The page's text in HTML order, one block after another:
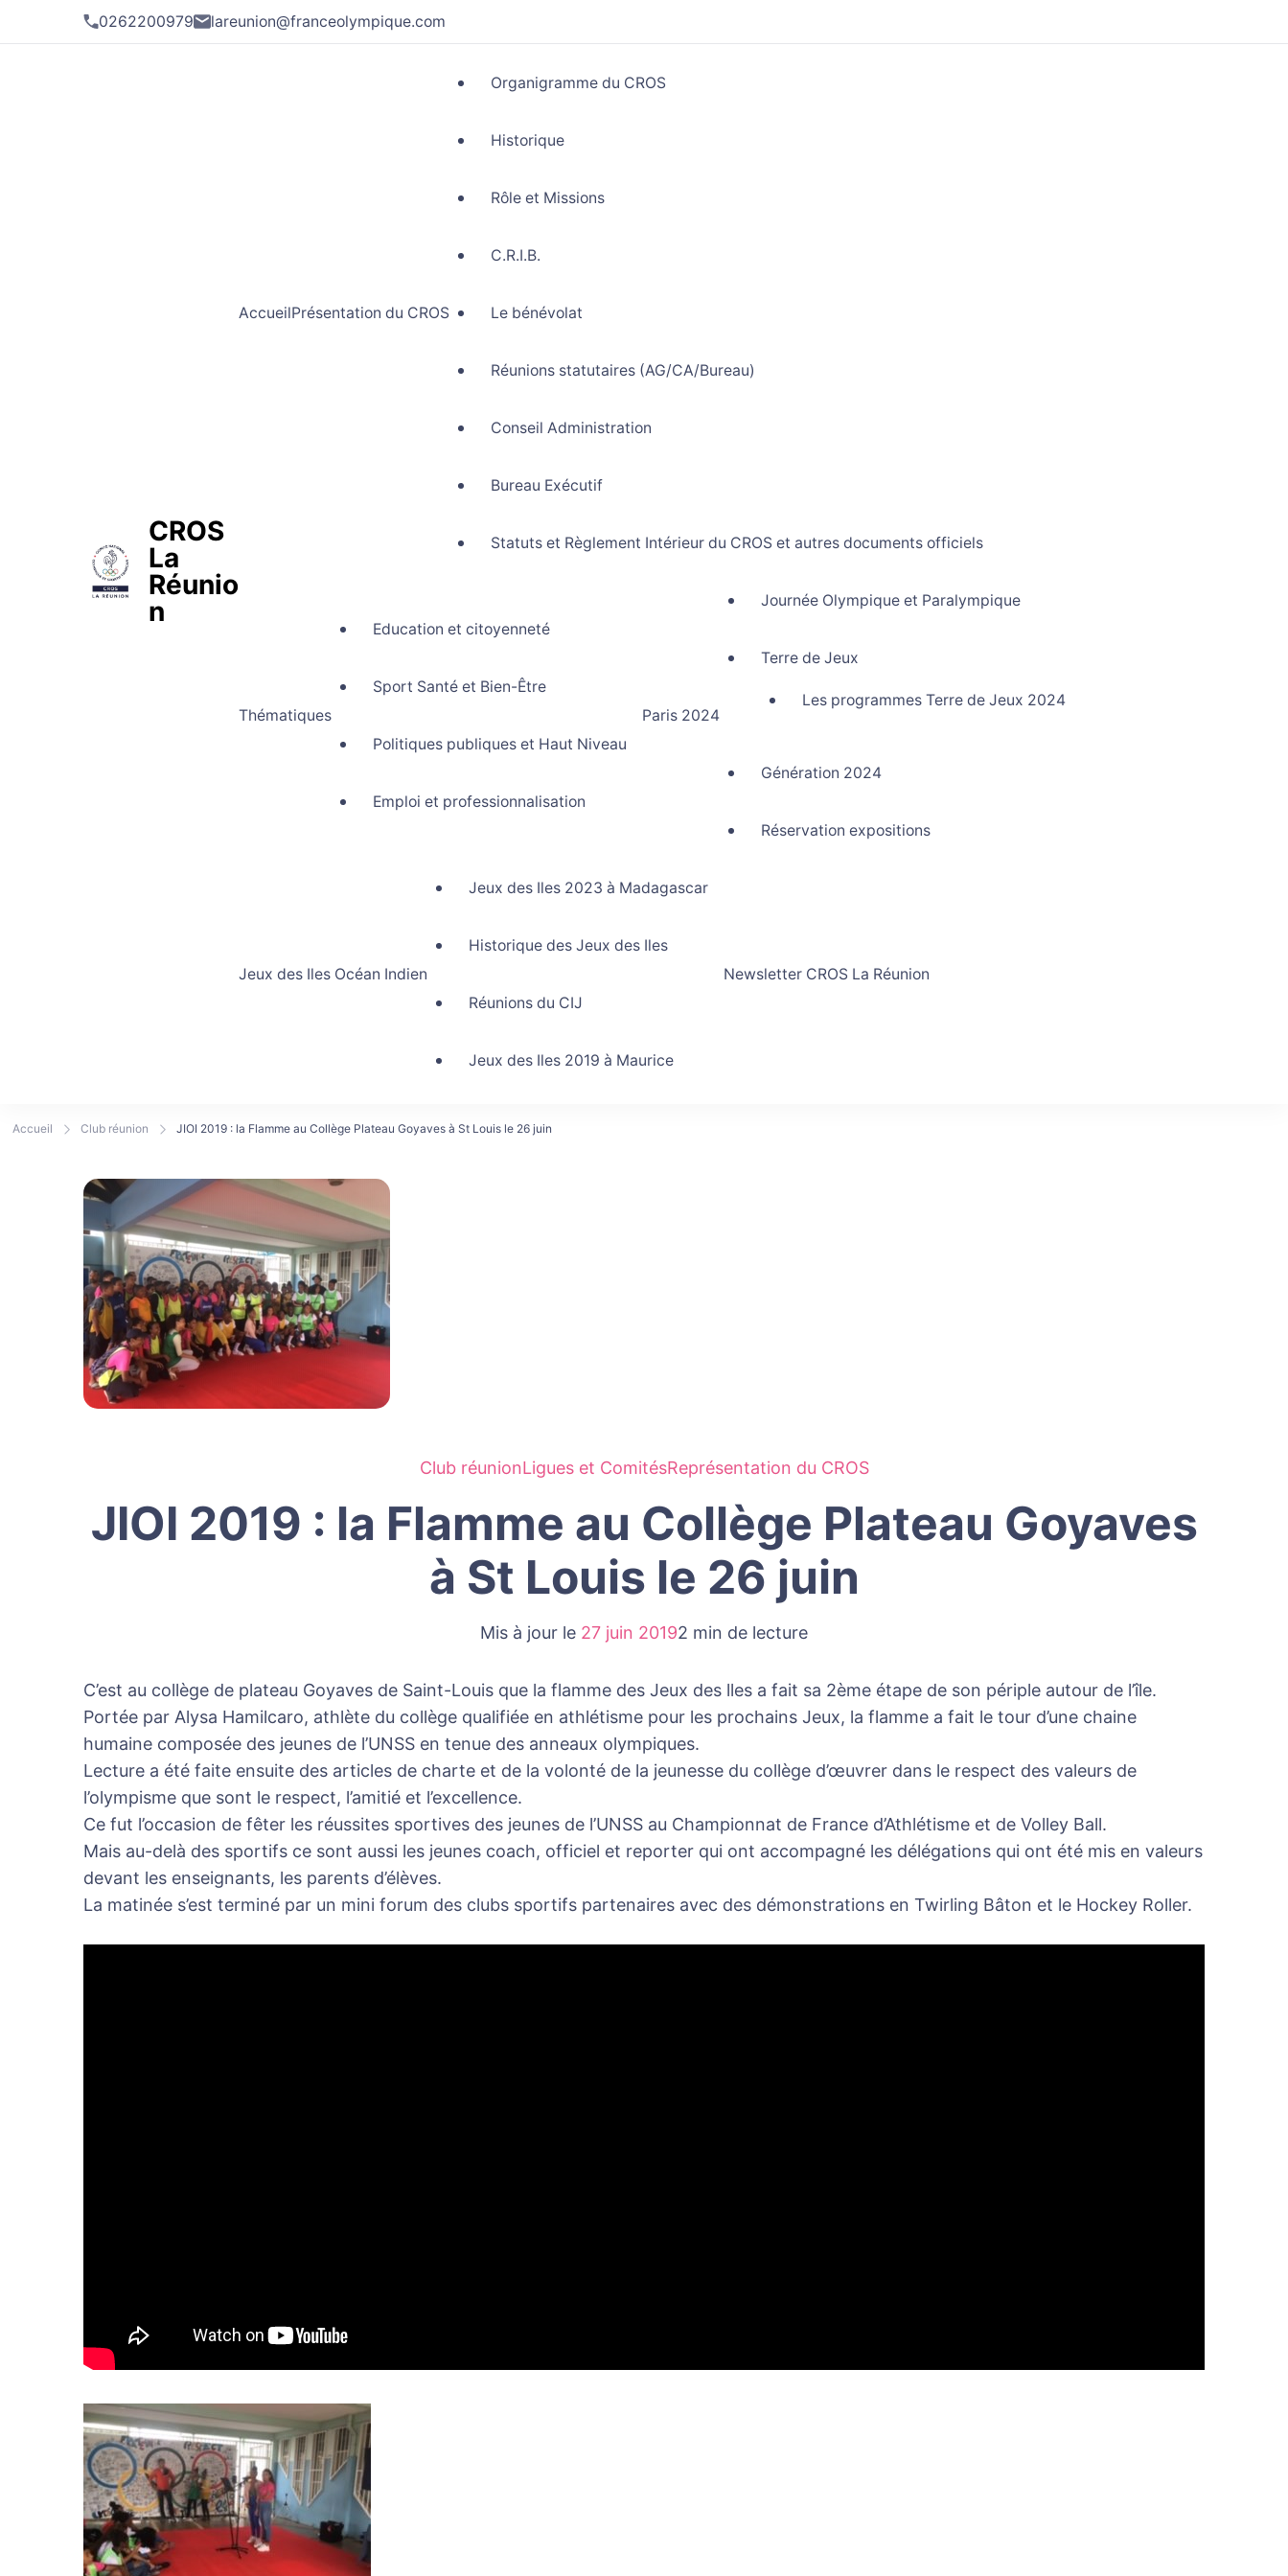
0262200979 lareunion@franceolympique.com
CROS
La
Réunio
n
Comité Régional Olympique et Sportif La Réunion
AccueilPrésentation du CROS
Organigramme du CROS
Historique
Rôle et Missions
C.R.I.B.
Le bénévolat
Réunions statutaires (AG/CA/Bureau)
Conseil Administration
Bureau Exécutif
Statuts et Règlement Intérieur du CROS et autres documents officiels
Thématiques
Education et citoyenneté
Sport Santé et Bien-Être
Politiques publiques et Haut Niveau
Emploi et professionnalisation
Paris 2024
Journée Olympique et Paralympique
Terre de Jeux
Les programmes Terre de Jeux 2024
Génération 2024
Réservation expositions
Jeux des Iles Océan Indien
Jeux des Iles 2023 à Madagascar
Historique des Jeux des Iles
Réunions du CIJ
Jeux des Iles 2019 à Maurice
Newsletter CROS La Réunion
Accueil Club réunion JIOI 2019 : la Flamme au Collège Plateau Goyaves à St Louis le 26 juin
Club réunionLigues et ComitésReprésentation du CROS
JIOI 2019 : la Flamme au Collège Plateau Goyaves
à St Louis le 26 juin
Mis à jour le 27 juin 20192 min de lecture
C’est au collège de plateau Goyaves de Saint-Louis que la flamme des Jeux des lles a fait sa 2ème étape de son périple autour de l’île.
Portée par Alysa Hamilcaro, athlète du collège qualifiée en athlétisme pour les prochains Jeux, la flamme a fait le tour d’une chaine
humaine composée des jeunes de l’UNSS en tenue des anneaux olympiques.
Lecture a été faite ensuite des articles de charte et de la volonté de la jeunesse du collège d’œuvrer dans le respect des valeurs de
l’olympisme que sont le respect, l’amitié et l’excellence.
Ce fut l’occasion de fêter les réussites sportives des jeunes de l’UNSS au Championnat de France d’Athlétisme et de Volley Ball.
Mais au-delà des sportifs ce sont aussi les jeunes coach, officiel et reporter qui ont accompagné les délégations qui ont été mis en valeurs
devant les enseignants, les parents d’élèves.
La matinée s’est terminé par un mini forum des clubs sportifs partenaires avec des démonstrations en Twirling Bâton et le Hockey Roller.